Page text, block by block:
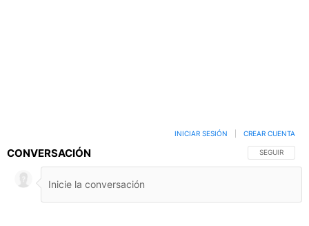
CONVERSACIÓN SIGA ESTA
SEGUIR
INICIAR SESIÓN CREAR CUENTA